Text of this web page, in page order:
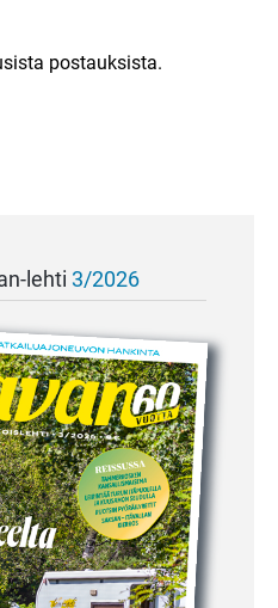
postauksista.
lehti 3/2026